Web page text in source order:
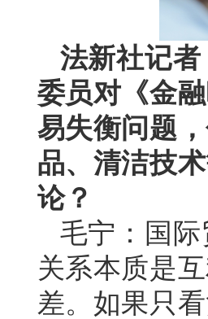
法新社记
委员对《金
易失衡问题
品、清洁技
论？
毛宁：国
关系本质是
差。如果只